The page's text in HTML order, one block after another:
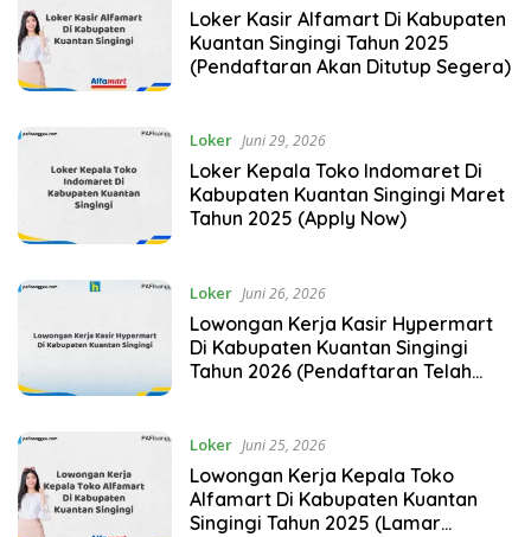
Loker Kasir Alfamart Di Kabupaten
Kuantan Singingi Tahun 2025
(Pendaftaran Akan Ditutup Segera)
Loker Juni 29, 2026
Loker Kepala Toko Indomaret Di
Kabupaten Kuantan Singingi Maret
Tahun 2025 (Apply Now)
Loker Juni 26, 2026
Lowongan Kerja Kasir Hypermart
Di Kabupaten Kuantan Singingi
Tahun 2026 (Pendaftaran Telah
Loker Juni 25, 2026
Lowongan Kerja Kepala Toko
Alfamart Di Kabupaten Kuantan
Singingi Tahun 2025 (Lamar